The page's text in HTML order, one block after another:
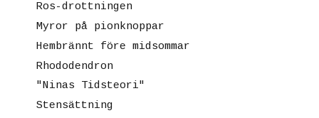
Ros-drottningen
Myror på pionknoppar
Hembrännt före midsommar
Rhododendron
"Ninas Tidsteori"
Stensättning